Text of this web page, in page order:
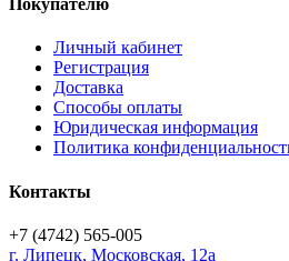
Покупателю
Личный кабинет
Регистрация
Доставка
Способы оплаты
Юридическая информация
Политика
Контакты
+7 (4742) 565-005
г. Липецк, Московская, 12а